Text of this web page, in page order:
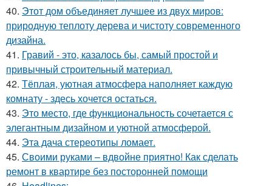
40. Этот дом объединяет лучшее из двух миров:
природную теплоту дерева и чистоту современного
дизайна.
41. Гравий - это, казалось бы, самый простой и
привычный строительный материал.
42. Тёплая, уютная атмосфера наполняет каждую
комнату - здесь хочется остаться.
43. Это место, где функциональность сочетается с
элегантным дизайном и уютной атмосферой.
44. Эта дача стереотипы ломает.
45. Своими руками – вдвойне приятно! Как сделать
ремонт в квартире без посторонней помощи